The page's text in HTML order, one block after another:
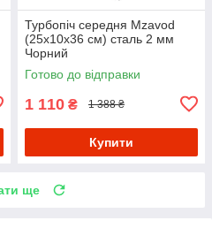
Турбопіч середня Mzavod
(25х10х36 см) сталь 2 мм
Чорний
Готово до відправки
1 110 ₴ 1 388 ₴
Купити
ще